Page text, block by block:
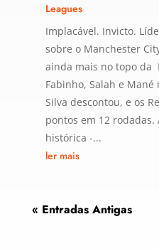
Leagues
Implacável. Invicto.
sobre o Manchester
ainda mais no topo da
Fabinho, Salah e
Silva descontou, e os
pontos em 12 rodadas.
histórica -...
ler mais
« Entradas Antigas